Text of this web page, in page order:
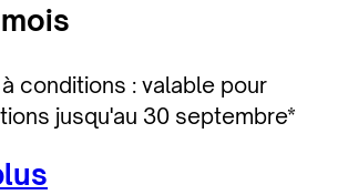
conditions : valable pour
jusqu'au 30 septembre*